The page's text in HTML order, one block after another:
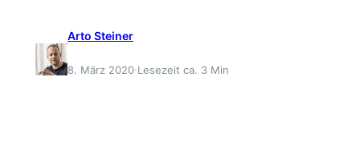
Arto Steiner
8. März 2020·Lesezeit ca. 3 Min